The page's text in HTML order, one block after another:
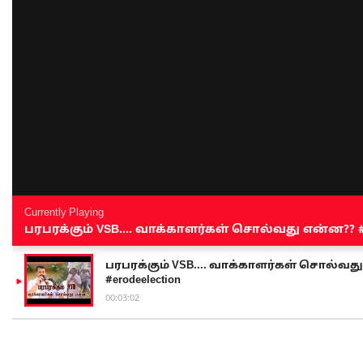
Currently Playing
பரபரக்கும் VSB.... வாக்காளர்கள் சொல்வது என்ன??
பரபரக்கும் VSB.... வாக்காளர்கள் சொல்வது
#erodeelection
00:03:02